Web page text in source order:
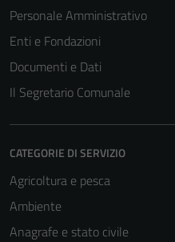
Personale Amministrativo
Enti e Fondazioni
Documenti e Dati
Il Segretario Comunale
CATEGORIE DI SERVIZIO
Agricoltura e pesca
Ambiente
Anagrafe e stato civile